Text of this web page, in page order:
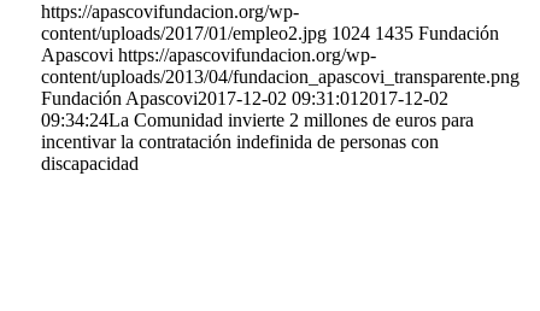
https://apascovifundacion.org/wp-
content/uploads/2017/01/empleo2.jpg 1024 1435 Fundación
Apascovi https://apascovifundacion.org/wp-
content/uploads/2013/04/fundacion_apascovi_transparente.png
Fundación Apascovi2017-12-02 09:31:01 2017-12-02
09:34:24La Comunidad invierte 2 millones de euros para
incentivar la contratación indefinida de personas con
discapacidad